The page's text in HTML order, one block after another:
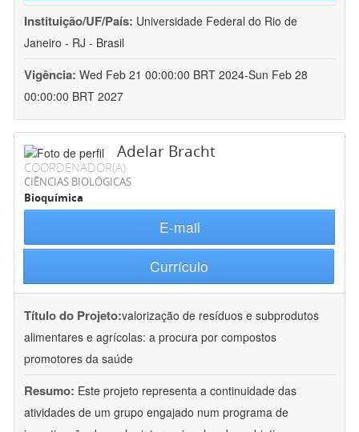
Instituição/UF/País: Universidade Federal do Rio de
Janeiro - RJ - Brasil
Vigência: Wed Feb 21 00:00:00 BRT 2024-Sun Feb 28
00:00:00 BRT 2027
Adelar Bracht
COORDENADOR(A)
CIÊNCIAS BIOLÓGICAS
Bioquímica
E-mail
Currículo
Título do Projeto:valorização de resíduos e subprodutos
alimentares e agrícolas: a procura por compostos
promotores da saúde
Resumo: Este projeto representa a continuidade das
atividades de um grupo engajado num programa de